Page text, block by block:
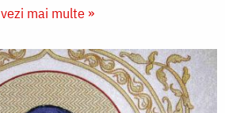
vezi mai multe »